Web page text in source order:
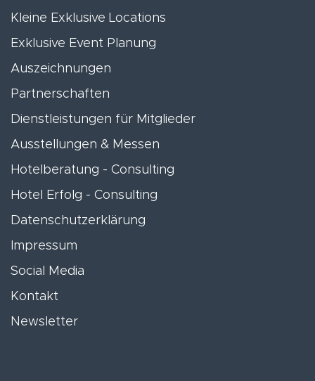
Kleine Exklusive Locations
Exklusive Event Planung
Auszeichnungen
Partnerschaften
Dienstleistungen für Mitglieder
Ausstellungen & Messen
Hotelberatung - Consulting
Hotel Erfolg - Consulting
Datenschutzerklärung
Impressum
Social Media
Kontakt
Newsletter